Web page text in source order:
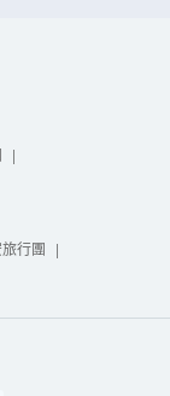
|
行團 |